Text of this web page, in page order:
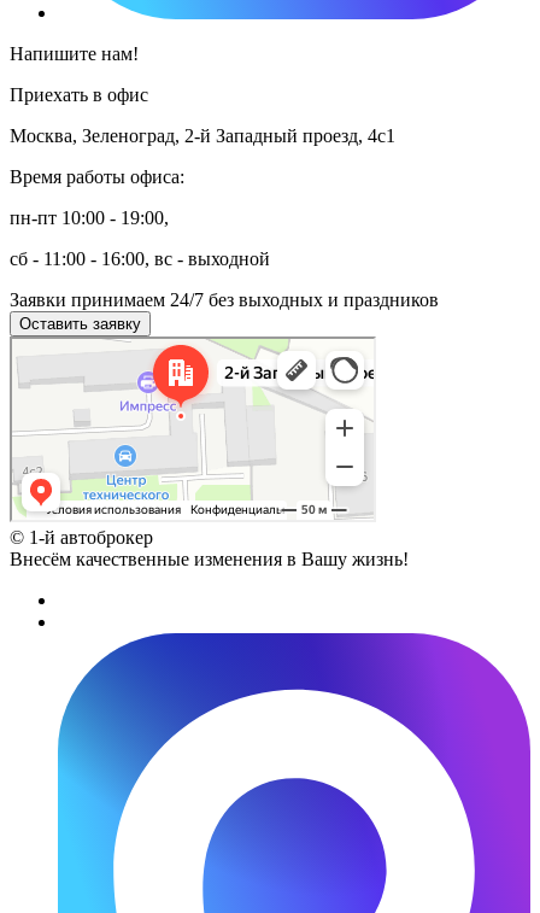
Напишите нам!
Приехать в офис
Москва, Зеленоград, 2-й Западный проезд, 4с1
Время работы офиса:
пн-пт 10:00 - 19:00,
сб - 11:00 - 16:00, вс - выходной
Заявки принимаем 24/7 без выходных и праздников
Оставить заявку
Москва
2-й Западный проезд, 4с1 на карте Зеленограда
© 1-й автоброкер
Внесём качественные изменения в Вашу жизнь!